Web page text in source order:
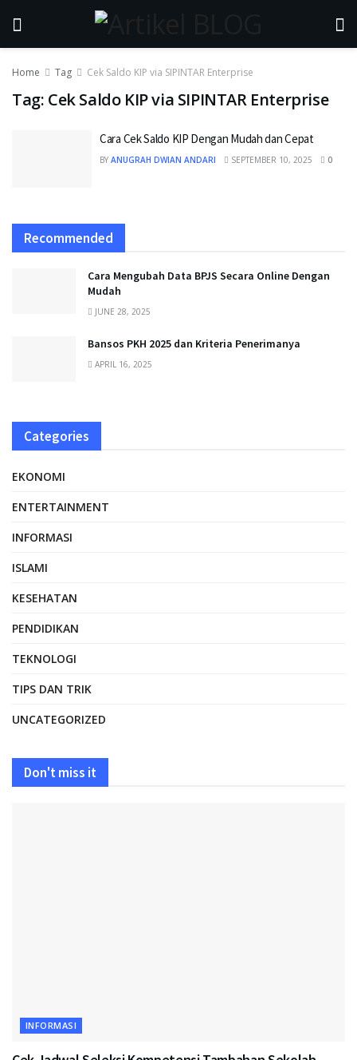
Home Tag Cek Saldo KIP via SIPINTAR Enterprise
Tag: Cek Saldo KIP via SIPINTAR Enterprise
Cara Cek Saldo KIP Dengan Mudah dan Cepat
BY ANUGRAH DWIAN ANDARI SEPTEMBER 10, 2025 0
Recommended
Cara Mengubah Data BPJS Secara Online Dengan
Mudah
JUNE 28, 2025
Bansos PKH 2025 dan Kriteria Penerimanya
APRIL 16, 2025
Categories
EKONOMI
ENTERTAINMENT
INFORMASI
ISLAMI
KESEHATAN
PENDIDIKAN
TEKNOLOGI
TIPS DAN TRIK
UNCATEGORIZED
Don't miss it
INFORMASI